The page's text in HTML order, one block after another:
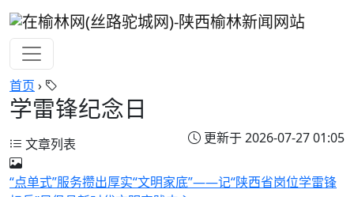
首页 ›
学雷锋纪念日
更新于 2026-07-27 01:05
文章列表
“点单式”服务攒出厚实“文明家底”——记“陕西省岗位学雷锋